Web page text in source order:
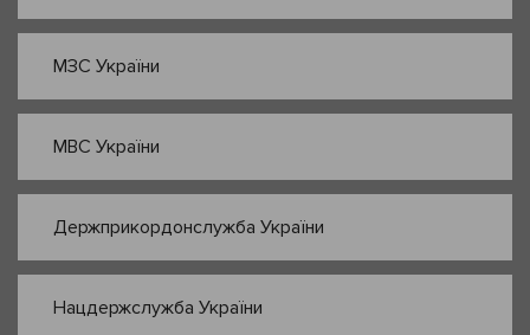
МЗС України
МВС України
Держприкордонслужба України
Нацдержслужба України